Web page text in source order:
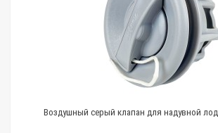
Воздушный серый клапан для надувной